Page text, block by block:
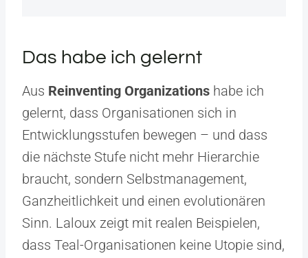
Das habe ich gelernt
Aus Reinventing Organizations habe ich
gelernt, dass Organisationen sich in
Entwicklungsstufen bewegen – und dass
die nächste Stufe nicht mehr Hierarchie
braucht, sondern Selbstmanagement,
Ganzheitlichkeit und einen evolutionären
Sinn. Laloux zeigt mit realen Beispielen,
dass Teal-Organisationen keine Utopie sind,